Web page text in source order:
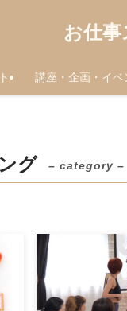
お仕
講座・企画・イベ
グ – category –